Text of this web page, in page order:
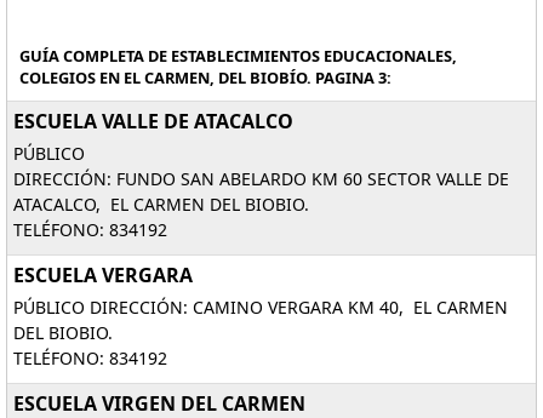
GUÍA COMPLETA DE ESTABLECIMIENTOS EDUCACIONALES,
COLEGIOS EN EL CARMEN, DEL BIOBÍO. PAGINA 3:
ESCUELA VALLE DE ATACALCO
PÚBLICO
DIRECCIÓN: FUNDO SAN ABELARDO KM 60 SECTOR VALLE DE
ATACALCO, EL CARMEN DEL BIOBIO.
TELÉFONO: 834192
ESCUELA VERGARA
PÚBLICO DIRECCIÓN: CAMINO VERGARA KM 40, EL CARMEN
DEL BIOBIO.
TELÉFONO: 834192
ESCUELA VIRGEN DEL CARMEN